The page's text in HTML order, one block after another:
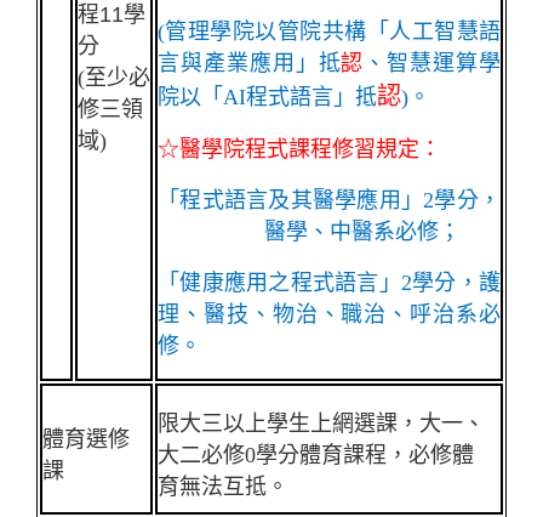
程11學
分
(至少必
修三領
域)
(管理學院以管院共構「人工智慧語
言與產業應用」抵認 、智慧運算學
院以「AI程式語言」抵認)。
☆醫學院程式課程修習規定：
「程式語言及其醫學應用」2學分，
醫學、中醫系必修；
「健康應用之程式語言」2學分，護
理、醫技、物治、職治、呼治系必
修。
體育選修
課
限大三以上學生上網選課，大一、
大二必修0學分體育課程 ，必修體
育無法互抵 。